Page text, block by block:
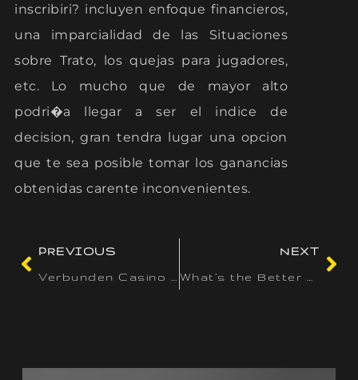
inscribiri? incluyen enfoque financieros,
una imparcialidad de las Situaciones
sobre Trato, los quejas para jugadores,
etc. Lo mucho que de mayor alto
podri�a llegar a ser el indice de
decision, gran tendra lugar una opcion
que te sea posible tomar los ganancias
obtenidas carente inconvenientes.
PREVIOUS
NEXT